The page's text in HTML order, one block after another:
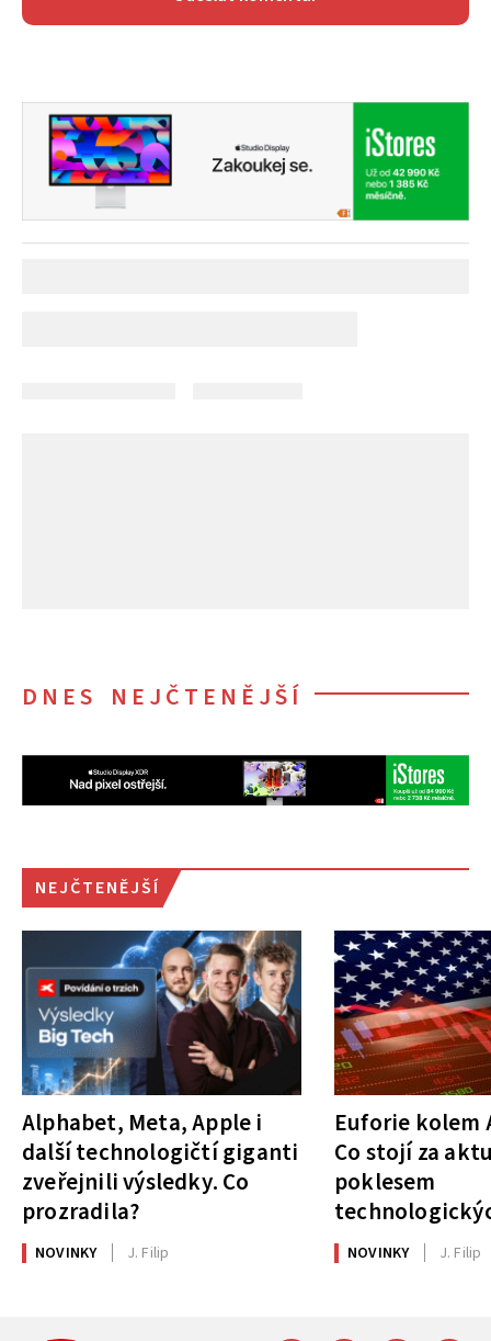
DNES NEJČTENĚJŠÍ
NEJČTENĚJŠÍ
Alphabet, Meta, Apple i
další technologičtí giganti
zveřejnili výsledky. Co
prozradila?
NOVINKY J. Filip
Euforie kolem
Co stojí za
poklesem
NOVINKY J. Filip